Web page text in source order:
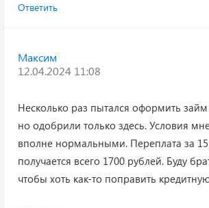
Ответить
Максим
12.04.2024 11:08
Несколько раз пытался оформить
но одобрили только здесь. Условия
вполне нормальными. Переплата за
получается всего 1700 рублей. Буду
чтобы хоть как-то поправить